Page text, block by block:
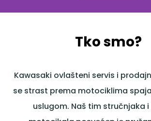
Tko smo?
Kawasaki ovlašteni servis i
se strast prema motociklima
uslugom. Naš tim stručnjaka